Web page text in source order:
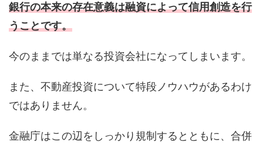
銀行の本来の存在意義は融資によって信用創造を行
うことです。
今のままでは単なる投資会社になってしまいます。
また、不動産投資について特段ノウハウがあるわけ
ではありません。
金融庁はこの辺をしっかり規制するとともに、合併